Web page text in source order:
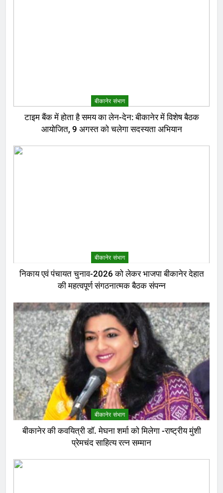
बीकानेर संभाग
टाइम बैंक में होता है समय का लेन-देन: बीकानेर में विशेष बैठक
आयोजित, 9 अगस्त को चलेगा सदस्यता अभियान
बीकानेर संभाग
निकाय एवं पंचायत चुनाव-2026 को लेकर भाजपा बीकानेर देहात
की महत्वपूर्ण संगठनात्मक बैठक संपन्न
बीकानेर संभाग
बीकानेर की कवयित्री डॉ. मेघना शर्मा को मिलेगा -राष्ट्रीय मुंशी
प्रेमचंद साहित्य रत्न सम्मान